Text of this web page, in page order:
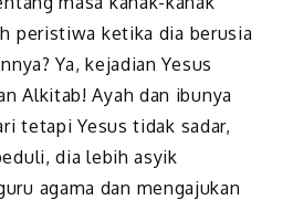
peristiwa ketika dia berusia
Ya, kejadian Yesus
Alkitab! Ayah dan ibunya
tetapi Yesus tidak sadar,
dia lebih asyik
agama dan mengajukan